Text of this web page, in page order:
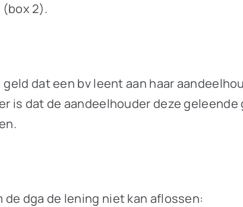
2).
dat een bv leent aan haar
is dat de aandeelhouder deze
dga de lening niet kan aflossen: